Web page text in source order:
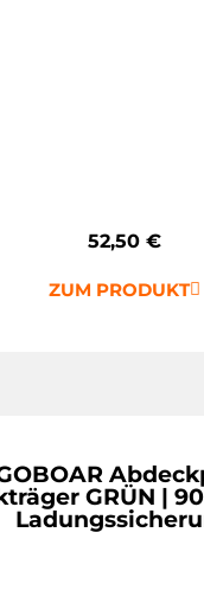
52,50 €
ZUM PRODUKT
GRÜN |